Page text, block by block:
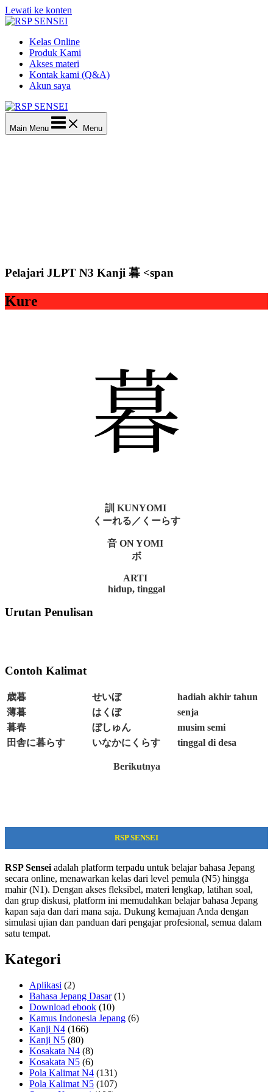
Lewati ke konten
Kelas Online
Produk Kami
Akses materi
Kontak kami (Q&A)
Akun saya
Main Menu Menu
Pelajari JLPT N3 Kanji 暮 <span
Kure
暮
訓 KUNYOMI
くーれる／くーらす
音 ON YOMI
ボ
ARTI
hidup, tinggal
Urutan Penulisan
Contoh Kalimat
歳暮 せいぼ
hadiah akhir tahun
薄暮
はくぼ
senja
暮春
ぼしゅん
musim semi
田舎に暮らす
いなかにくらす tinggal di desa
Berikutnya
RSP SENSEI
RSP Sensei adalah platform terpadu untuk belajar bahasa Jepang
secara online, menawarkan kelas dari level pemula (N5) hingga
mahir (N1). Dengan akses fleksibel, materi lengkap, latihan soal,
dan grup diskusi, platform ini memudahkan belajar bahasa Jepang
kapan saja dan dari mana saja. Dukung kemajuan Anda dengan
simulasi ujian dan panduan dari pengajar profesional, semua dalam
satu tempat.
Kategori
Aplikasi (2)
Bahasa Jepang Dasar(1)
Download ebook (10)
Kamus Indonesia Jepang (6)
Kanji N4 (166)
Kanji N5 (80)
Kosakata N4 (8)
Kosakata N5 (6)
Pola Kalimat N4 (131)
Pola Kalimat N5 (107)